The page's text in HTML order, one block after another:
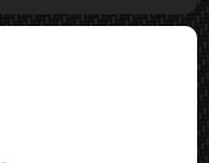
či i vybuchnout.
300 h - svítivost:
2ks - cena za 2ks